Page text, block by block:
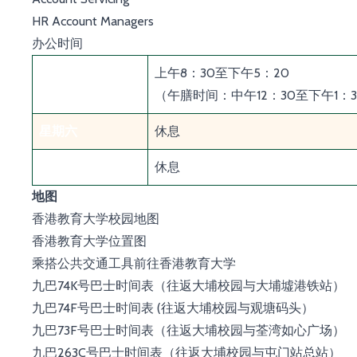
HR Account Managers
办公时间
上午8：30至下午5：20
（午膳时间：中午12：30至下午1：
休息
休息
地图
香港教育大学校园地图
香港教育大学位置图
乘搭公共交通工具前往香港教育大学
九巴74K号巴士时间表 （往返大埔校园与大埔墟港铁站）
九巴74F号巴士时间表 (往返大埔校园与观塘码头）
九巴73F号巴士时间表 （往返大埔校园与荃湾如心广场）
九巴263C号巴士时间表 （往返大埔校园与屯门站总站）